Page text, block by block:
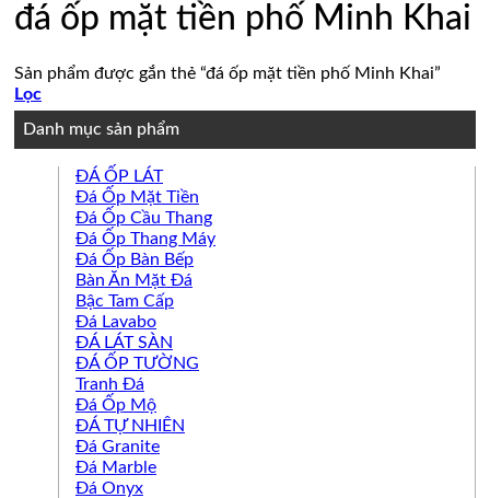
đá ốp mặt tiền phố Minh Khai
Sản phẩm được gắn thẻ “đá ốp mặt tiền phố Minh Khai”
Lọc
Danh mục sản phẩm
ĐÁ ỐP LÁT
Đá Ốp Mặt Tiền
Đá Ốp Cầu Thang
Đá Ốp Thang Máy
Đá Ốp Bàn Bếp
Bàn Ăn Mặt Đá
Bậc Tam Cấp
Đá Lavabo
ĐÁ LÁT SÀN
ĐÁ ỐP TƯỜNG
Tranh Đá
Đá Ốp Mộ
ĐÁ TỰ NHIÊN
Đá Granite
Đá Marble
Đá Onyx